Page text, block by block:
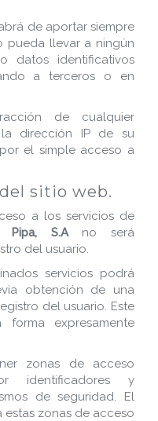
de aportar siempre
pueda llevar a ningún
datos identificativos
a terceros o en
de cualquier
la dirección IP de su
el simple acceso a
sitio web.
a los servicios de
Pipa, S.Ano será
del usuario.
servicios podrá
obtención de una
del usuario. Este
expresamente
zonas de acceso
identificadores y
de seguridad. El
zonas de acceso